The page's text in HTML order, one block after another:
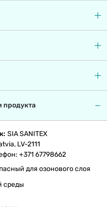
продукта
SIA SANITEX
LV-2111
+371 67798662
для озонового слоя
среды